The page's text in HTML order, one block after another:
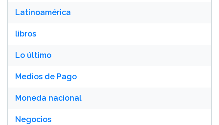
Latinoamérica
libros
Lo último
Medios de Pago
Moneda nacional
Negocios